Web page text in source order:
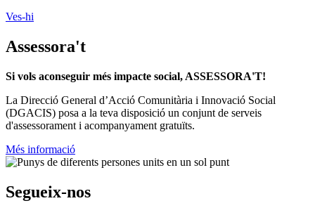
Ves-hi
Assessora't
Si vols aconseguir més impacte social, ASSESSORA'T!
La Direcció General d’Acció Comunitària i Innovació Social
(DGACIS) posa a la teva disposició un conjunt de serveis
d'assessorament i acompanyament gratuïts.
Més informació
Segueix-nos